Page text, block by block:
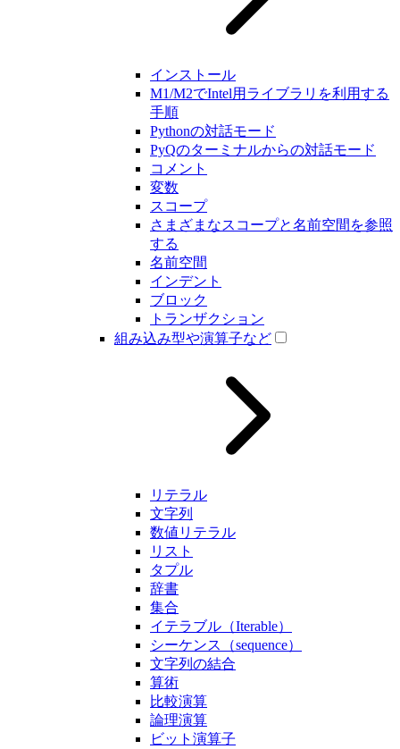
インストール
M1/M2でIntel用ライブラリを利用する
手順
Pythonの対話モード
PyQのターミナルからの対話モード
コメント
変数
スコープ
さまざまなスコープと名前空間を参照
する
名前空間
インデント
ブロック
トランザクション
組み込み型や演算子など
リテラル
文字列
数値リテラル
リスト
タプル
辞書
集合
イテラブル（Iterable）
シーケンス（sequence）
文字列の結合
算術
比較演算
論理演算
ビット演算子